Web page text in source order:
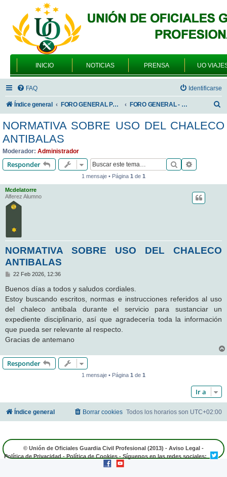
INICIO NOTICIAS PRENSA UO
FAQ Identificarse
Índice general FORO GENERAL PARA TODOS LOS USUARIOS FORO GENERAL - TEMAS PROFESIONALES
s
NORMATIVA SOBRE USO DEL CHALECO
ANTIBALAS
Moderador: Administrador
Responder Buscar
1 mensaje • Página 1 de 1
Mcdelatorre
Alferez Alumno
NORMATIVA SOBRE USO DEL CHALECO
ANTIBALAS
M
n
s
a
e
22 Feb 2026, 12:36
Buenos días a todos y saludos cordiales.
Estoy buscando escritos, normas e instrucciones referidos al uso
del chaleco antibala durante el servicio para sustanciar un
expediente disciplinario, así que agradecería toda la información
que pueda ser relevante al respecto.
Gracias de antemano
Responder
1 mensaje • Página 1 de 1
Ir a
Índice general Todos los horarios son UTC+02:00
Borrar cookies
© Unión de Oficiales Guardia Civil Profesional (2013) - Aviso Legal -
Política de Privacidad - Política de Cookies - Síguenos en las redes sociales: